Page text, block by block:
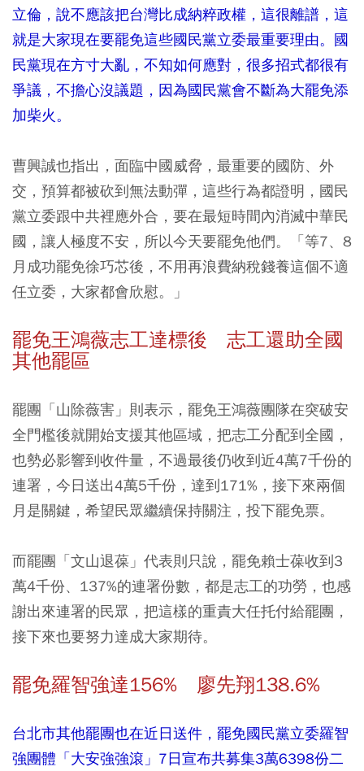
立倫，說不應該把台灣比成納粹政權，這很離譜，這
就是大家現在要罷免這些國民黨立委最重要理由。國
民黨現在方寸大亂，不知如何應對，很多招式都很有
爭議，不擔心沒議題，因為國民黨會不斷為大罷免添
加柴火。
曹興誠也指出，面臨中國威脅，最重要的國防、外
交，預算都被砍到無法動彈，這些行為都證明，國民
黨立委跟中共裡應外合，要在最短時間內消滅中華民
國，讓人極度不安，所以今天要罷免他們。「等7、8
月成功罷免徐巧芯後，不用再浪費納稅錢養這個不適
任立委，大家都會欣慰。」
罷免王鴻薇志工達標後 志工還助全國
其他罷區
罷團「山除薇害」則表示，罷免王鴻薇團隊在突破安
全門檻後就開始支援其他區域，把志工分配到全國，
也勢必影響到收件量，不過最後仍收到近4萬7千份的
連署，今日送出4萬5千份，達到171%，接下來兩個
月是關鍵，希望民眾繼續保持關注，投下罷免票。
而罷團「文山退葆」代表則只說，罷免賴士葆收到3
萬4千份、137%的連署份數，都是志工的功勞，也感
謝出來連署的民眾，把這樣的重責大任托付給罷團，
接下來也要努力達成大家期待。
罷免羅智強達156% 廖先翔138.6%
台北市其他罷團也在近日送件，罷免國民黨立委羅智
強團體「大安強強滾」7日宣布共募集3萬6398份二